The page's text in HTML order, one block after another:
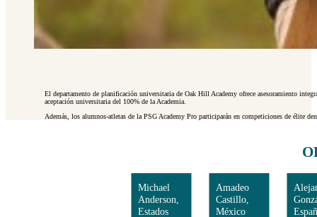
El departamento de planificación universitaria de Oak Hill Academy ofrece asesoramiento
aceptación universitaria del 100% de la Academia.
Además, los alumnos-atletas de la PSG Academy Pro participarán en competiciones de élite
Michael
Anderson,
Estados
Amadeo
Castillo,
México